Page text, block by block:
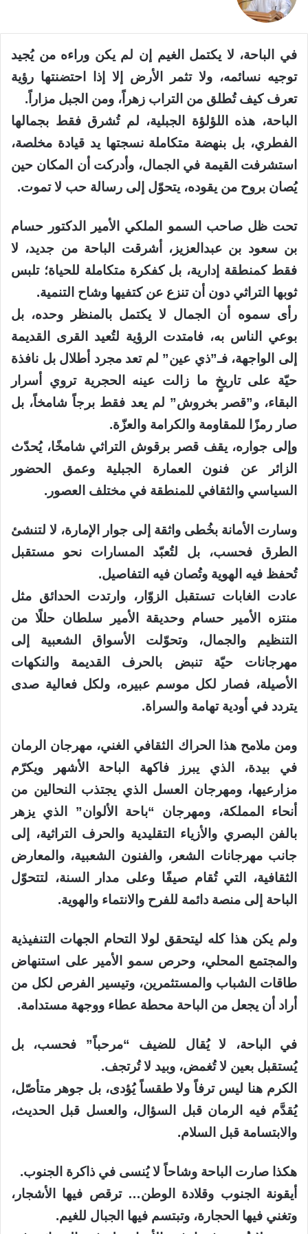
في الباحة، لا يكتمل الغيم إن لم يكن وراءه من يُجيد
توجيه نسائمه، ولا تثمر الأرض إلا إذا احتضنتها رؤية
تعرف كيف تُطلق من التراب زهراً، ومن الجبل مزاراً.
الباحة، هذه اللؤلؤة الجبلية، لم تُشرق فقط بجمالها
الفطري، بل بنهضة متكاملة نسجتها يد قيادة مخلصة،
استشرفت القيمة في الجمال، وأدركت أن المكان حين
يُصان بروح من يقوده، يتحوّل إلى رسالة حب لا تموت.
تحت ظل صاحب السمو الملكي الأمير الدكتور حسام
بن سعود بن عبدالعزيز، أشرقت الباحة من جديد، لا
فقط كمنطقة إدارية، بل كفكرة متكاملة للحياة؛ تلبس
ثوبها التراثي دون أن تنزع عن كتفيها وشاح التنمية.
رأى سموه أن الجمال لا يكتمل بالمنظر وحده، بل
بوعي الناس به، فامتدت الرؤية لتُعيد القرى القديمة
إلى الواجهة، فـ”ذي عين” لم تعد مجرد أطلال بل نافذة
حيّة على تاريخٍ ما زالت عينه الحجرية تروي أسرار
البقاء، و”قصر بخروش” لم يعد فقط برجاً شامخاً، بل
صار رمزًا للمقاومة والكرامة والعزّة.
وإلى جواره، يقف قصر برقوش التراثي شامخًا، يُحدّث
الزائر عن فنون العمارة الجبلية وعمق الحضور
السياسي والثقافي للمنطقة في مختلف العصور.
وسارت الأمانة بخُطى واثقة إلى جوار الإمارة، لا لتنشئ
الطرق فحسب، بل لتُعبّد المسارات نحو مستقبل
تُحفظ فيه الهوية وتُصان فيه التفاصيل.
عادت الغابات تستقبل الزوّار، وارتدت الحدائق مثل
منتزه الأمير حسام وحديقة الأمير سلطان حللًا من
التنظيم والجمال، وتحوّلت الأسواق الشعبية إلى
مهرجانات حيّة تنبض بالحرف القديمة والنكهات
الأصيلة، فصار لكل موسم عبيره، ولكل فعالية صدى
يتردد في أودية تهامة والسراة.
ومن ملامح هذا الحراك الثقافي الغني، مهرجان الرمان
في بيدة، الذي يبرز فاكهة الباحة الأشهر ويكرّم
مزارعيها، ومهرجان العسل الذي يجتذب النحالين من
أنحاء المملكة، ومهرجان “باحة الألوان” الذي يزهر
بالفن البصري والأزياء التقليدية والحرف التراثية، إلى
جانب مهرجانات الشعر، والفنون الشعبية، والمعارض
الثقافية، التي تُقام صيفًا وعلى مدار السنة، لتتحوّل
الباحة إلى منصة دائمة للفرح والانتماء والهوية.
ولم يكن هذا كله ليتحقق لولا التحام الجهات التنفيذية
والمجتمع المحلي، وحرص سمو الأمير على استنهاض
طاقات الشباب والمستثمرين، وتيسير الفرص لكل من
أراد أن يجعل من الباحة محطة عطاء ووجهة مستدامة.
في الباحة، لا يُقال للضيف “مرحباً” فحسب، بل
يُستقبل بعين لا تُغمض، وبيد لا تُرتجف.
الكرم هنا ليس ترفاً ولا طقساً يُؤدى، بل جوهر متأصّل،
يُقدَّم فيه الرمان قبل السؤال، والعسل قبل الحديث،
والابتسامة قبل السلام.
هكذا صارت الباحة وشاحاً لا يُنسى في ذاكرة الجنوب.
أيقونة الجنوب وقلادة الوطن… ترقص فيها الأشجار،
وتغني فيها الحجارة، وتبتسم فيها الجبال للغيم.